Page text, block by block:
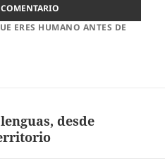
ERES HUMANO ANTES DE
desde